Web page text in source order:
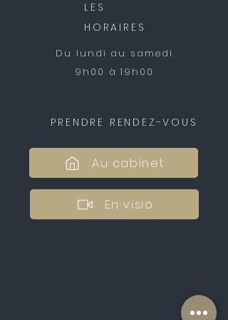
LES
HORAIRES
Du lundi au samedi
9h00 à 19h00
PRENDRE RENDEZ-VOUS
Au cabinet
En visio